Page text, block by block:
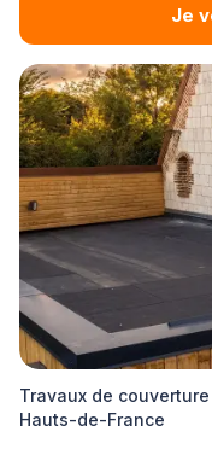
Je
Travaux de
Hauts-de-France